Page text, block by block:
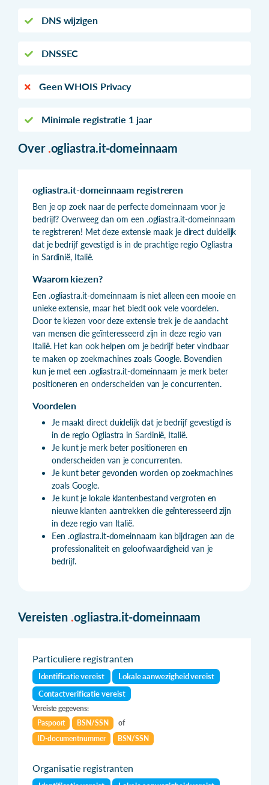
DNS wijzigen
DNSSEC
Geen WHOIS Privacy
Minimale registratie 1 jaar
Over .ogliastra.it-domeinnaam
ogliastra.it-domeinnaam registreren
Ben je op zoek naar de perfecte domeinnaam voor je
bedrijf? Overweeg dan om een .ogliastra.it-domeinnaam
te registreren! Met deze extensie maak je direct duidelijk
dat je bedrijf gevestigd is in de prachtige regio Ogliastra
in Sardinië, Italië.
Waarom kiezen?
Een .ogliastra.it-domeinnaam is niet alleen een mooie en
unieke extensie, maar het biedt ook vele voordelen.
Door te kiezen voor deze extensie trek je de aandacht
van mensen die geïnteresseerd zijn in deze regio van
Italië. Het kan ook helpen om je bedrijf beter vindbaar
te maken op zoekmachines zoals Google. Bovendien
kun je met een .ogliastra.it-domeinnaam je merk beter
positioneren en onderscheiden van je concurrenten.
Voordelen
Je maakt direct duidelijk dat je bedrijf gevestigd is
in de regio Ogliastra in Sardinië, Italië.
Je kunt je merk beter positioneren en
onderscheiden van je concurrenten.
Je kunt beter gevonden worden op zoekmachines
zoals Google.
Je kunt je lokale klantenbestand vergroten en
nieuwe klanten aantrekken die geïnteresseerd zijn
in deze regio van Italië.
Een .ogliastra.it-domeinnaam kan bijdragen aan de
professionaliteit en geloofwaardigheid van je
bedrijf.
Vereisten .ogliastra.it-domeinnaam
Particuliere registranten
Identificatie vereist
Lokale aanwezigheid vereist
Contactverificatie vereist
Vereiste gegevens:
Paspoort
BSN/SSN
of
ID-documentnummer
BSN/SSN
Organisatie registranten